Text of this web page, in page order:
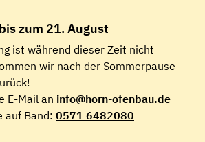
bis zum 21. August
ist während dieser Zeit nicht
wir nach der Sommerpause
E-Mail an info@horn-ofenbau.de
auf Band: 0571 6482080